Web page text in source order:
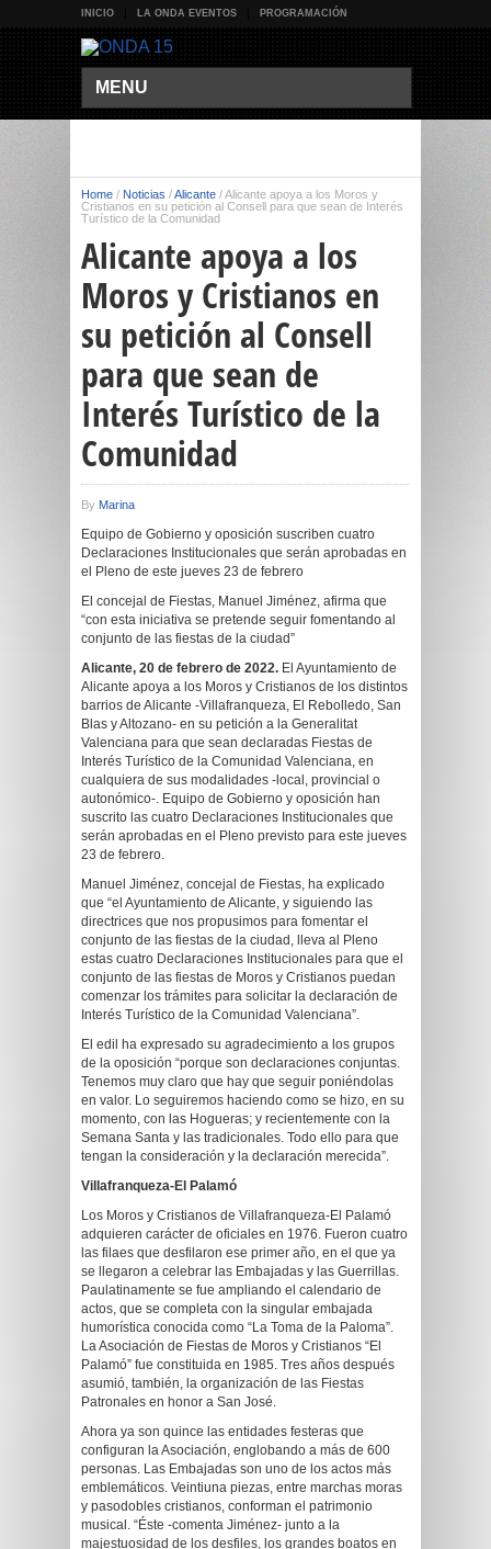
INICIO LA ONDA EVENTOS PROGRAMACIÓN
MENU
Home / Noticias /Alicante /Alicante apoya a los Moros y
Cristianos en su petición al Consell para que sean de Interés
Turístico de la Comunidad
Alicante apoya a los
Moros y Cristianos en
su petición al Consell
para que sean de
Interés Turístico de la
Comunidad
By Marina
Equipo de Gobierno y oposición suscriben cuatro
Declaraciones Institucionales que serán aprobadas en
el Pleno de este jueves 23 de febrero
El concejal de Fiestas, Manuel Jiménez, afirma que
“con esta iniciativa se pretende seguir fomentando al
conjunto de las fiestas de la ciudad”
Alicante, 20 de febrero de 2022. El Ayuntamiento de
Alicante apoya a los Moros y Cristianos de los distintos
barrios de Alicante -Villafranqueza, El Rebolledo, San
Blas y Altozano- en su petición a la Generalitat
Valenciana para que sean declaradas Fiestas de
Interés Turístico de la Comunidad Valenciana, en
cualquiera de sus modalidades -local, provincial o
autonómico-. Equipo de Gobierno y oposición han
suscrito las cuatro Declaraciones Institucionales que
serán aprobadas en el Pleno previsto para este jueves
23 de febrero.
Manuel Jiménez, concejal de Fiestas, ha explicado
que “el Ayuntamiento de Alicante, y siguiendo las
directrices que nos propusimos para fomentar el
conjunto de las fiestas de la ciudad, lleva al Pleno
estas cuatro Declaraciones Institucionales para que el
conjunto de las fiestas de Moros y Cristianos puedan
comenzar los trámites para solicitar la declaración de
Interés Turístico de la Comunidad Valenciana”.
El edil ha expresado su agradecimiento a los grupos
de la oposición “porque son declaraciones conjuntas.
Tenemos muy claro que hay que seguir poniéndolas
en valor. Lo seguiremos haciendo como se hizo, en su
momento, con las Hogueras; y recientemente con la
Semana Santa y las tradicionales. Todo ello para que
tengan la consideración y la declaración merecida”.
Villafranqueza-El Palamó
Los Moros y Cristianos de Villafranqueza-El Palamó
adquieren carácter de oficiales en 1976. Fueron cuatro
las filaes que desfilaron ese primer año, en el que ya
se llegaron a celebrar las Embajadas y las Guerrillas.
Paulatinamente se fue ampliando el calendario de
actos, que se completa con la singular embajada
humorística conocida como “La Toma de la Paloma”.
La Asociación de Fiestas de Moros y Cristianos “El
Palamó” fue constituida en 1985. Tres años después
asumió, también, la organización de las Fiestas
Patronales en honor a San José.
Ahora ya son quince las entidades festeras que
configuran la Asociación, englobando a más de 600
personas. Las Embajadas son uno de los actos más
emblemáticos. Veintiuna piezas, entre marchas moras
y pasodobles cristianos, conforman el patrimonio
musical. “Éste -comenta Jiménez- junto a la
majestuosidad de los desfiles, los grandes boatos en